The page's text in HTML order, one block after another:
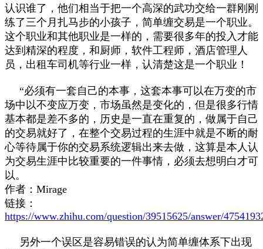
认识谁了，他们相当于把一个高深的武功交给一群刚刚
练了三个月扎马步的小孩子，简单缠交易是一个职业。
这个职业和其他职业是一样的，需要很多年的投入才能
达到精深的程度，和厨师，软件工程师，酒店管理人
员，出租车司机等行业一样，认清楚这是一个职业！
“必须有一套自己的本事，这套本事可以在万变的市
场中以不变应万变，市场虽然是变化的，但是很多行情
基本都是差不多的，历史是一直在重复的，做属于自己
的交易就好了，在整个交易过程的生涯中就是不断的耐
心等待属于你的交易系统逻辑出来去做，这算是本人认
为交易生涯中比较重要的一件事情，必须去想明白才可
以。
作者：Mirage
链接：
https://www.zhihu.com/question/39515625/answer/
另外一个误区是容易错误的认为简单缠体系下出现